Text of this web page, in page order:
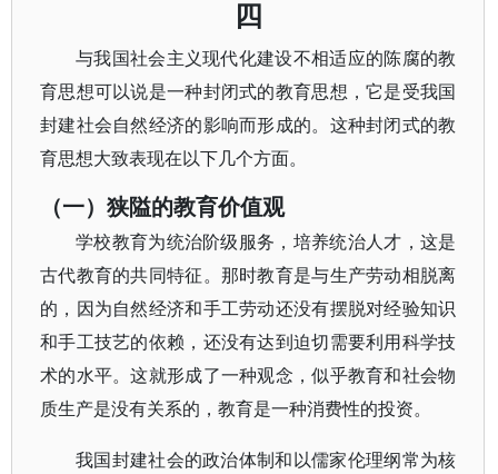
四
与我国社会主义现代化建设不相适应的陈腐的教
育思想可以说是一种封闭式的教育思想，它是受我国
封建社会自然经济的影响而形成的。这种封闭式的教
育思想大致表现在以下几个方面。
（一）狭隘的教育价值观
学校教育为统治阶级服务，培养统治人才，这是
古代教育的共同特征。那时教育是与生产劳动相脱离
的，因为自然经济和手工劳动还没有摆脱对经验知识
和手工技艺的依赖，还没有达到迫切需要利用科学技
术的水平。这就形成了一种观念，似乎教育和社会物
质生产是没有关系的，教育是一种消费性的投资。
我国封建社会的政治体制和以儒家伦理纲常为核